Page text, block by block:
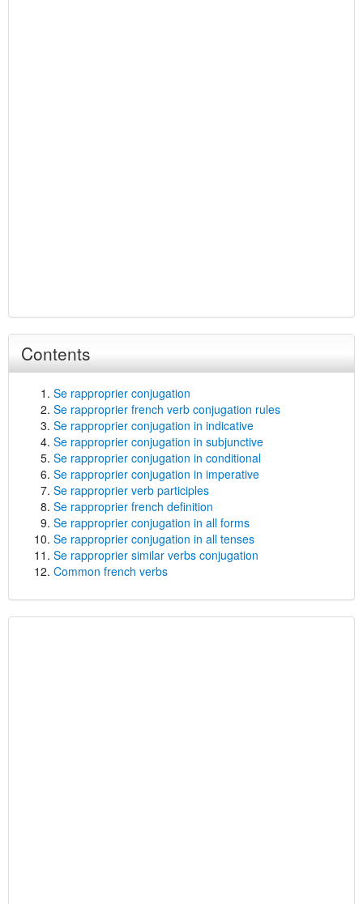
Contents
Se rapproprier conjugation
Se rapproprier french verb conjugation rules
Se rapproprier conjugation in indicative
Se rapproprier conjugation in subjunctive
Se rapproprier conjugation in conditional
Se rapproprier conjugation in imperative
Se rapproprier verb participles
Se rapproprier french definition
Se rapproprier conjugation in all forms
Se rapproprier conjugation in all tenses
Se rapproprier similar verbs conjugation
Common french verbs